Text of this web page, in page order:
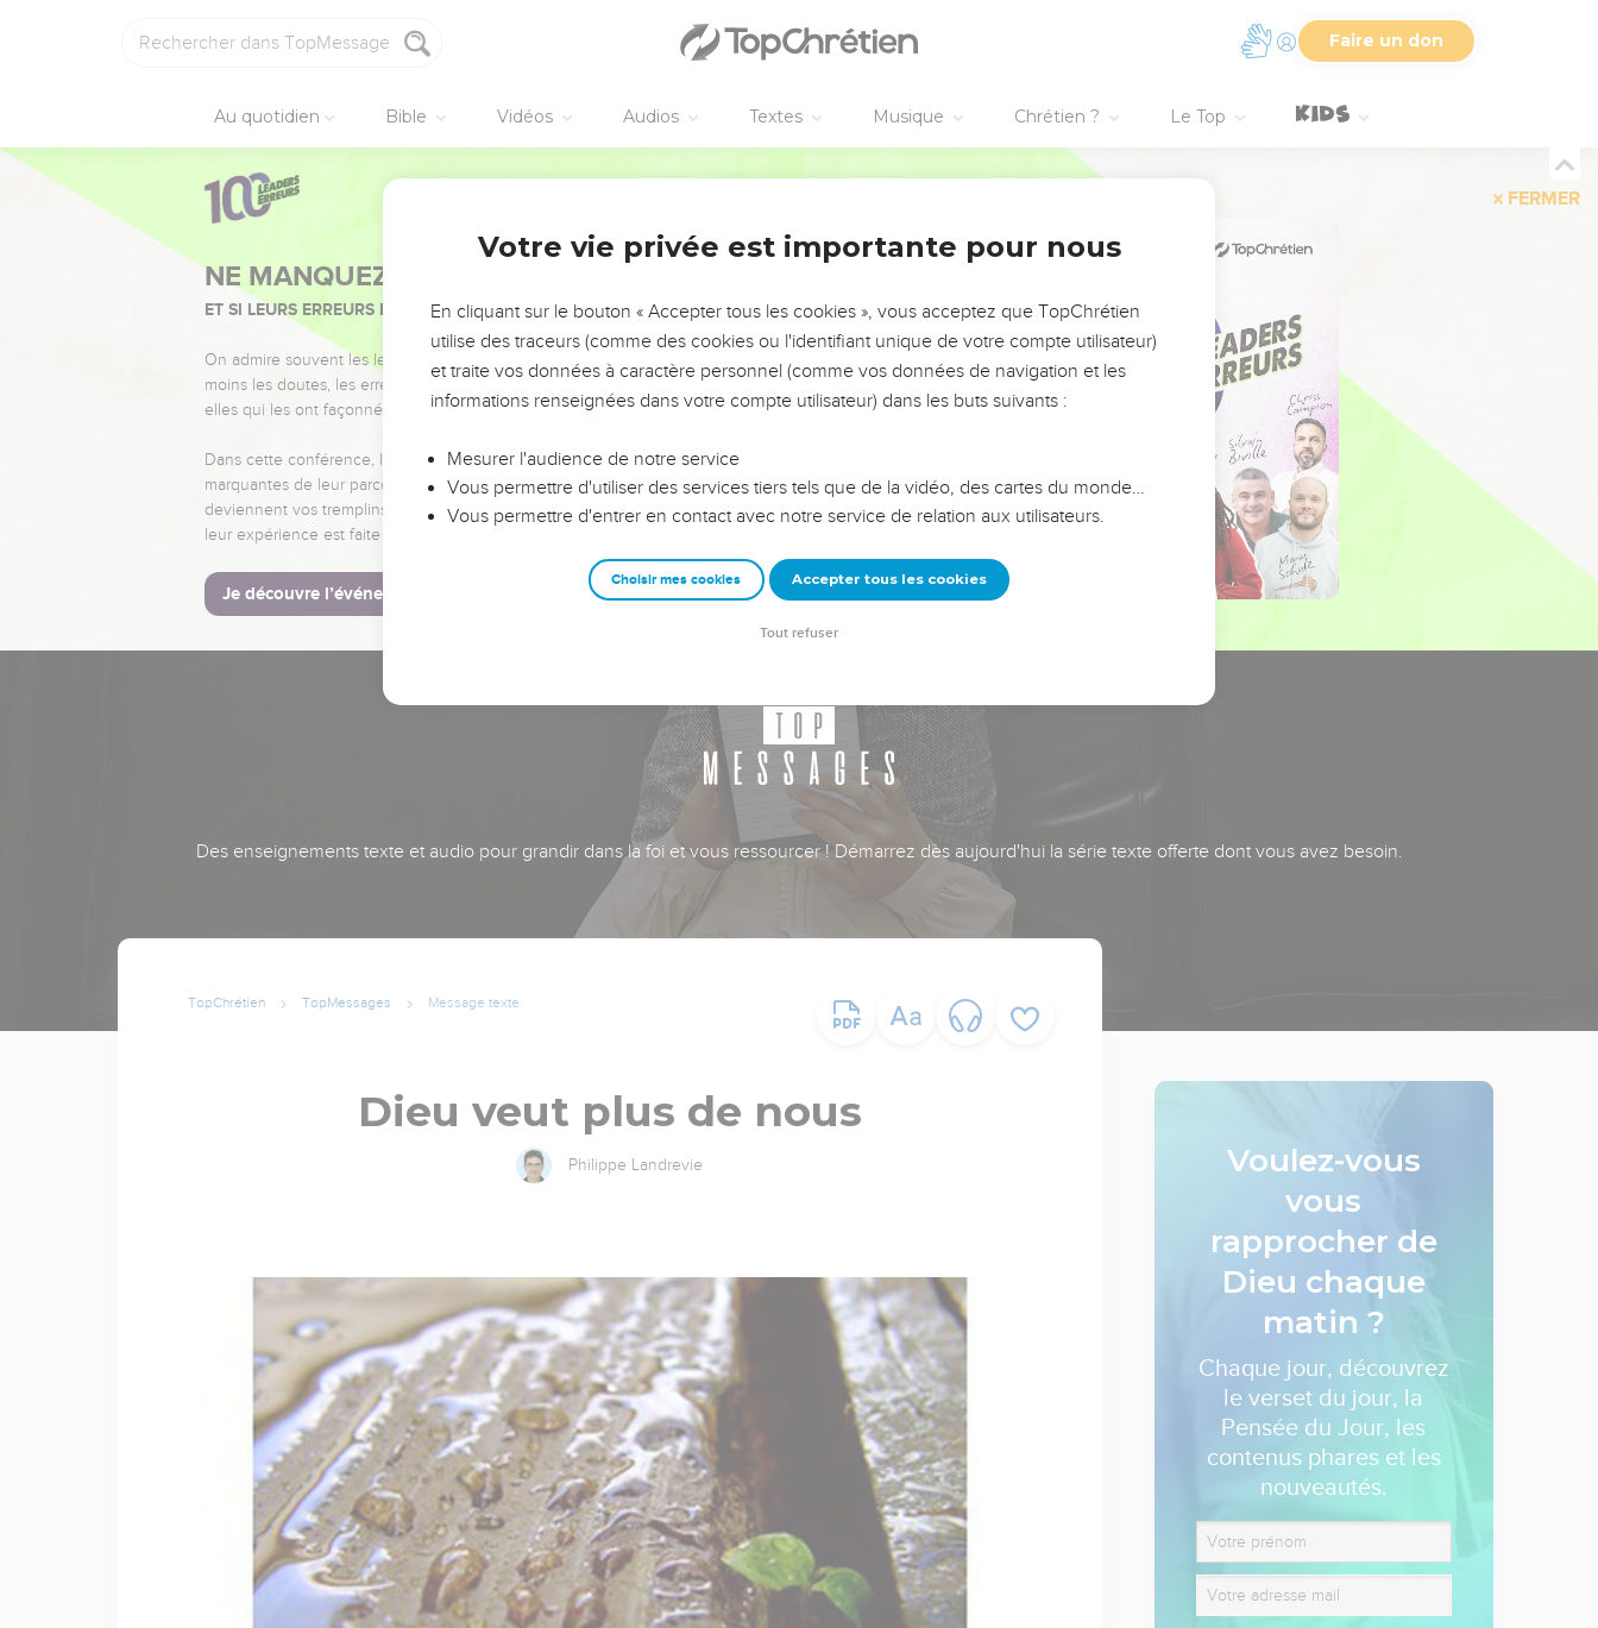
Faire un don
Au quotidien Bible Vidéos Audios Textes Musique Chrétien ? Le Top
FERMER
NE MANQUEZ PAS L’ÉVÉNEMENT DE L’ANNÉE !
ET SI LEURS ERREURS POUVAIENT VOUS ÉVITER LES VOTRES ?
On admire souvent les leaders pour leurs réussites, leur impact, leur foi ou leur vision. Mais on voit
moins les doutes, les erreurs et les saisons difficiles qu'ils ont traversés, alors même que ce sont
elles qui les ont façonnés.
Dans cette conférence, leaders, entrepreneurs, et responsables reviennent sur les erreurs
marquantes de leur parcours et les clés pour avancer avec plus de sagesse afin que leurs erreurs
deviennent vos tremplins. Que vous guidiez un ministère, une équipe, un groupe ou une famille,
leur expérience est faite pour vous.
Je découvre l’événement
Des enseignements texte et audio pour grandir dans la foi et vous ressourcer ! Démarrez dès aujourd'hui la série texte offerte dont vous avez besoin.
TopChrétien TopMessages Message texte
Dieu veut plus de nous
Philippe Landrevie
Voulez-vous
vous
rapprocher de
Dieu chaque
matin ?
Chaque jour, découvrez
le verset du jour, la
Pensée du Jour, les
contenus phares et les
nouveautés.
Votre vie privée est importante pour nous
En cliquant sur le bouton « Accepter tous les cookies », vous acceptez que TopChrétien
utilise des traceurs (comme des cookies ou l'identifiant unique de votre compte utilisateur)
et traite vos données à caractère personnel (comme vos données de navigation et les
informations renseignées dans votre compte utilisateur) dans les buts suivants :
Mesurer l'audience de notre service
Vous permettre d'utiliser des services tiers tels que de la vidéo, des cartes du monde…
Vous permettre d'entrer en contact avec notre service de relation aux utilisateurs.
Choisir mes cookies Accepter tous les cookies
Tout refuser